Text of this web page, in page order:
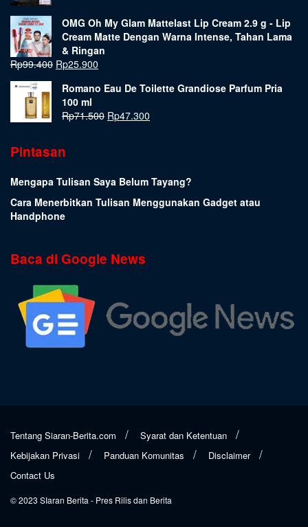
OMG Oh My Glam Mattelast Lip Cream 2.9 g - Lip
Cream Matte Dengan Warna Intense, Tahan Lama
& Ringan
Rp99.400 Rp25.900
Romano Eau De Toilette Grandiose Parfum Pria
100 ml
Rp71.500 Rp47.300
Pintasan
Mengapa Tulisan Saya Belum Tayang?
Cara Menerbitkan Tulisan Menggunakan Gadget atau
Handphone
Baca di Google News
Tentang Siaran-Berita.com
Syarat dan Ketentuan
Kebijakan Privasi
Panduan Komunitas
Disclaimer
Contact Us
© 2023 SIaran Berita - Pres Rilis dan Berita